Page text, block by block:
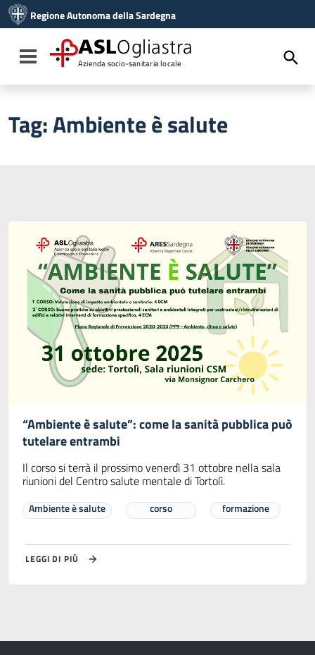
Vai al menu di navigazione
Vai al footer
Regione Autonoma della Sardegna
Toggle navigation
ASLOgliastra
Azienda socio-sanitaria locale
Tag:Ambiente è salute
“Ambiente è salute”: come la sanità pubblica può
tutelare entrambi
Il corso si terrà il prossimo venerdì 31 ottobre nella sala
riunioni del Centro salute mentale di Tortolì.
Ambiente è salute corso formazione
LEGGI DI PIÙ